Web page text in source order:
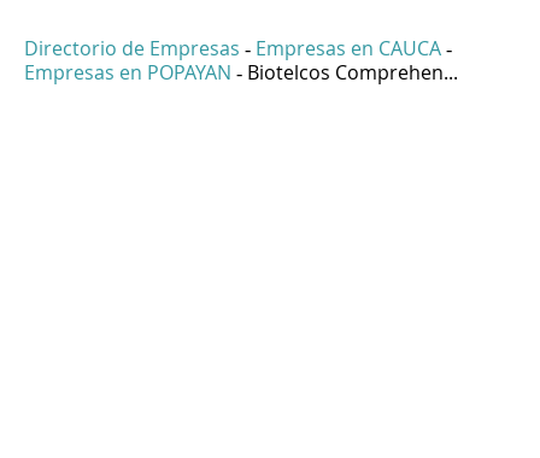
Directorio de Empresas - Empresas en CAUCA -
Empresas en POPAYAN - Biotelcos Comprehen...